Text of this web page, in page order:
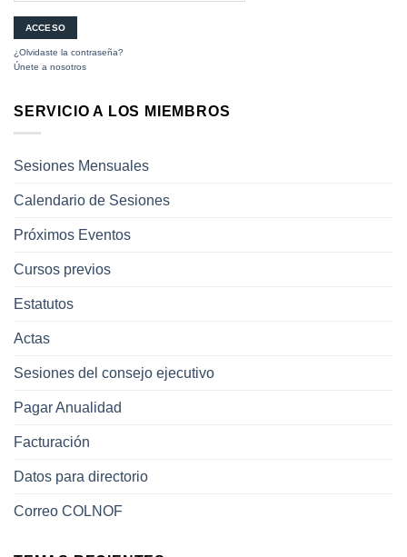
¿Olvidaste la contraseña?
Únete a nosotros
SERVICIO A LOS MIEMBROS
Sesiones Mensuales
Calendario de Sesiones
Próximos Eventos
Cursos previos
Estatutos
Actas
Sesiones del consejo ejecutivo
Pagar Anualidad
Facturación
Datos para directorio
Correo COLNOF